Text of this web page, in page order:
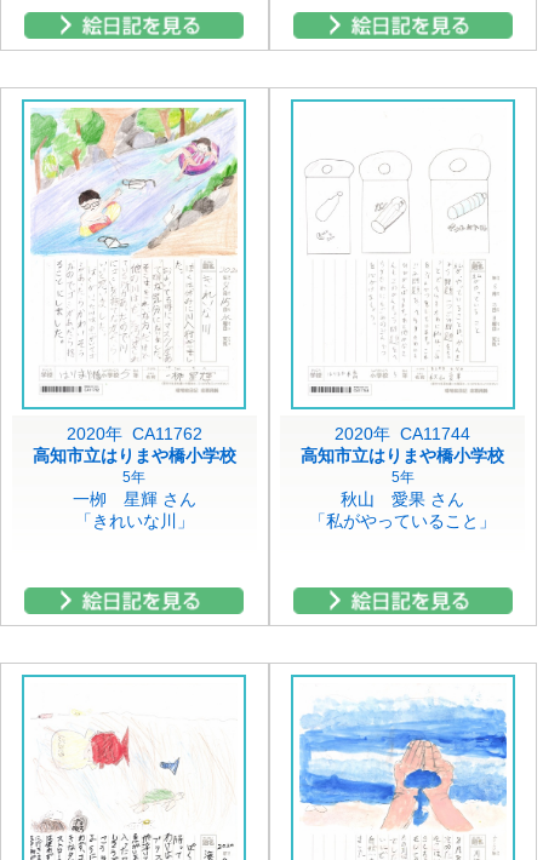
2020年 CA11762
高知市立はりまや橋小学校
5年
一栁 星輝 さん
「きれいな川」
2020年 CA11744
高知市立はりまや橋小学校
5年
秋山 愛果 さん
「私がやっていること」